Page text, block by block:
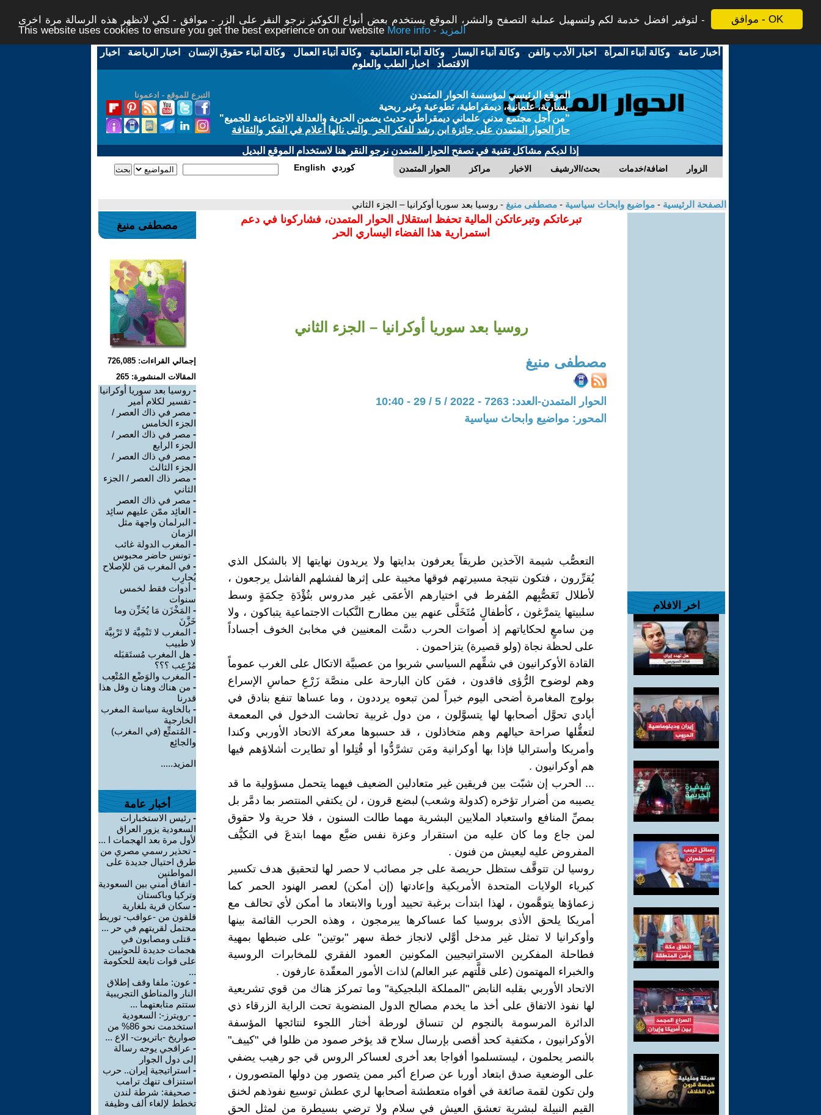
موافق - OK
لتوفير افضل خدمة لكم ولتسهيل عملية التصفح والنشر، الموقع يستخدم بعض أنواع الكوكيز نرجو النقر على الزر - موافق - لكي لاتظهر هذه الرسالة مرة اخرى -
This website uses cookies to ensure you get the best experience on our website
More info - المزيد
أخبار عامة -وكالة أنباء المرأة - اخبار الأدب والفن -وكالة أنباء اليسار -وكالة أنباء العلمانية -وكالة أنباء العمال -وكالة أنباء حقوق الإنسان - اخبار الرياضة - اخبار
الاقتصاد - اخبار الطب والعلوم
التبرع للموقع - ادعمونا
الموقع الرئيسي لمؤسسة الحوار المتمدن
يسارية، علمانية، ديمقراطية، تطوعية وغير ربحية
"من أجل مجتمع مدني علماني ديمقراطي حديث يضمن الحرية والعدالة الاجتماعية للجميع"
حاز الحوار المتمدن على جائزة ابن رشد للفكر الحر والتى نالها أعلام في الفكر والثقافة
إذا لديكم مشاكل تقنية في تصفح الحوار المتمدن نرجو النقر هنا لاستخدام الموقع البديل
الحوار المتمدن مراكز الاخبار بحث/الارشيف اضافة/خدمات الزوار English كوردي
الصفحة الرئيسية - مواضيع وابحاث سياسية - مصطفى منيغ - روسيا بعد سوريا أوكرانيا – الجزء الثاني
اخر الافلام
تبرعاتكم وتبرعاتكن المالية تحفظ استقلال الحوار المتمدن، فشاركونا في دعم
استمرارية هذا الفضاء اليساري الحر
روسيا بعد سوريا أوكرانيا – الجزء الثاني
مصطفى منيغ
الحوار المتمدن-العدد: 7263 - 2022 / 5 / 29 - 10:40
المحور: مواضيع وابحاث سياسية
التعصُّب شيمة الآخذين طريقاً يعرفون بدايتها ولا يريدون نهايتها إلا بالشكل الذي
يُقرِّرون ، فتكون نتيجة مسيرتهم فوقها مخيبة على إثرها لفشلهم الفاشل يرجعون ،
لأطلال تَعَصُّبِهم المُفرط في اختيارهم الأعمَى غير مدروس بتُؤْدَةِ حِكمَةٍ وسط
سلبيتها يتمرَّغون ، كأطفالٍ مُتَخَلَّى عنهم بين مطارح النَّكبات الاجتماعية يتباكون ، ولا
مِن سامعٍ لحكاياتهم إذ أصوات الحرب دسَّت المعنيين في مخابئ الخوف أجساداً
على لحظة نجاة (ولو قصيرة) يتزاحمون .
القادة الأوكرانيون في شقِّهم السياسي شربوا من عصبيَّة الاتكال على الغرب عموماً
وهم لوضوح الرُّؤى فاقدون ، فمَن كان البارحة على منصَّة زَرْعِ حماسِ الإسراع
بولوج المغامرة أضحى اليوم خبراً لمن تبعوه يرددون ، وما عساها تنفع بنادق في
أيادي تحوَّل أصحابها لها يتسوَّلون ، من دول غربية تحاشت الدخول في المعمعة
لتعقُّلها صراحة حيالهم وهم متخاذلون ، قد حسبوها معركة الاتحاد الأوربي وكندا
وأمريكا وأستراليا فإذا بها أوكرانية ومَن تشرَّدُّوا أو قُتِلوا أو تطايرت أشلاؤهم فيها
هم أوكرانيون .
... الحرب إن شبّت بين فريقين غير متعادلين الضعيف فيهما يتحمل مسؤولية ما قد
يصيبه من أضرار تؤخره (كدولة وشعب) لبضع قرون ، لن يكتفي المنتصر بما دمَّر بل
بمصِّ المنافع واستعباد الملايين البشرية مهما طالت السنون ، فلا حرية ولا حقوق
لمن جاع وما كان عليه من استقرار وعزة نفس ضيَّع مهما ابتدعَ في التكيُّف
المفروض عليه ليعيش من فنون .
روسيا لن تتوقَّف ستظل حريصة على جر مصائب لا حصر لها لتحقيق هدف تكسير
كبرياء الولايات المتحدة الأمريكية وإعادتها (إن أمكن) لعصر الهنود الحمر كما
زعماؤها يتوهَّمون ، لهذا ابتدأت برغبة تحييد أوربا والابتعاد ما أمكن لأي تحالف مع
أمريكا يلحق الأذى بروسيا كما عساكرها يبرمجون ، وهذه الحرب القائمة بينها
وأوكرانيا لا تمثل غير مدخل أوَّلي لانجاز خطة سهر "بوتين" على ضبطها بمهية
فطاحلة المفكرين الاستراتيجيين المكونين العمود الفقري للمخابرات الروسية
والخبراء المهتمون (على قلَّتهم عبر العالم) لذات الأمور المعقّدة عارفون .
الاتحاد الأوربي بقلبه النابض "المملكة البلجيكية" وما تمركز هناك من قوي تشريعية
لها نفوذ الاتفاق على أخذ ما يخدم مصالح الدول المنضوية تحت الراية الزرقاء ذي
الدائرة المرسومة بالنجوم لن تنساق لورطة أختار اللجوء لنتائجها المؤسفة
الأوكرانيون ، مكتفية كحد أقصى بإرسال سلاح قد يؤخر صمود من ظلوا في "كييف"
بالنصر يحلمون ، ليستسلموا أفواجا بعد أخرى لعساكر الروس قي جو رهيب يضفي
على الوضعية صدق ابتعاد أوربا عن صراع أكبر ممن يتصور مِن دولها المتصورون ،
ولن تكون لقمة صائغة في أفواه متعطشة أصحابها لري عطش توسيع نفوذهم لخنق
القيم النبيلة لبشرية تعشق العيش في سلام ولا ترضي بسيطرة من لمثل الحق
مصطفى منيغ
إجمالي القراءات: 726,085
المقالات المنشورة: 265
- روسيا بعد سوريا أوكرانيا
- تفسير لكلام أمير
- مصر في ذاك العصر /
الجزء الخامس
- مصر في ذاك العصر /
الجزء الرابع
- مصر في ذاك العصر /
الجزء الثالث
- مصر ذاك العصر / الجزء
الثاني
- مصر في ذاك العصر
- العائِد ممّن عليهم سائِد
- البرلمان واجهة مثل
الزمان
- المغرب الدولة غائب
- تونس حاضر محبوس
- في المغرب مَن للإصلاح
يُحارِب
- أدوات فقط لخمس
سنوات
- المَخْزَن مَا يُخَزِّن وما
خَزَّنَ
- المغرب لا تَنْمِيَّة لا تَرْبِيَّة
لا طبيب
- هل المغرب مُستَقبَله
مُرْعِب ؟؟؟
- المغرب والوَضْع المُتْعِب
- من هناك وهنا ن وقل هذا
قدرنا
- بالخاوية سياسة المغرب
الخارجية
- المُتمتِّع (في المغرب)
والجائِع
المزيد.....
أخبار عامة
- رئيس الاستخبارات
السعودية يزور العراق
لأول مرة بعد الهجمات ا ...
- تحذير رسمي مصري من
طرق احتيال جديدة على
المواطنين
- اتفاق أمني بين السعودية
وتركيا وباكستان
- سكان قرية بلغارية
قلقون من -عواقب- توريط
محتمل لقريتهم في حر ...
- قتلى ومصابون في
هجمات جديدة للحوثيين
على قوات تابعة للحكومة
...
- عون: ملفا وقف إطلاق
النار والمناطق التجريبية
ستتم متابعتهما ...
- -رويترز-: السعودية
استخدمت نحو 86% من
صواريخ -باتريوت- الاع ...
- عراقجي يوجه رسالة
إلى دول الجوار
- استراتيجية إيران.. حرب
استنزاف تنهك ترامب
- صحيفة: شرطة لندن
تخطط لإلغاء ألف وظيفة